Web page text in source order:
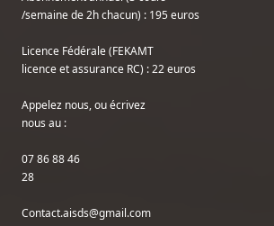
/semaine de 2h chacun) : 195 euros
Licence Fédérale (FEKAMT
licence et assurance RC) : 22 euros
Appelez nous, ou écrivez
nous au :
07 86 88 46
28
Contact.aisds@gmail.com